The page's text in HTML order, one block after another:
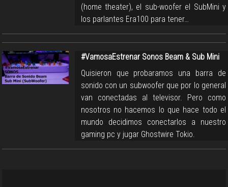
(home theater), el sub-woofer el SubMini y
los parlantes Era100 para tener…
#VamosaEstrenar Sonos Beam & Sub Mini
Quisieron que probaramos una barra de
sonido con un subwoofer que por lo general
van conectadas al televisor. Pero como
nosotros no hacemos lo que hace todo el
mundo decidimos conectarlos a nuestro
gaming pc y jugar Ghostwire Tokio.